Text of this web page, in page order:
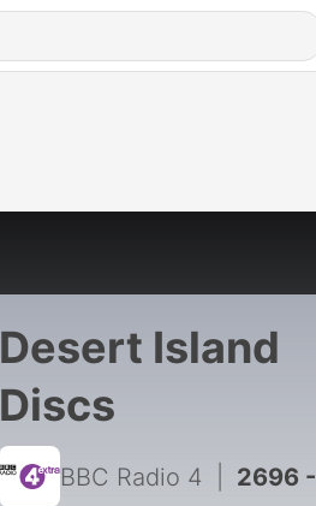
Desert Island
Discs
BBC Radio 4 2696 - Professor Liz Morris, glaciologist